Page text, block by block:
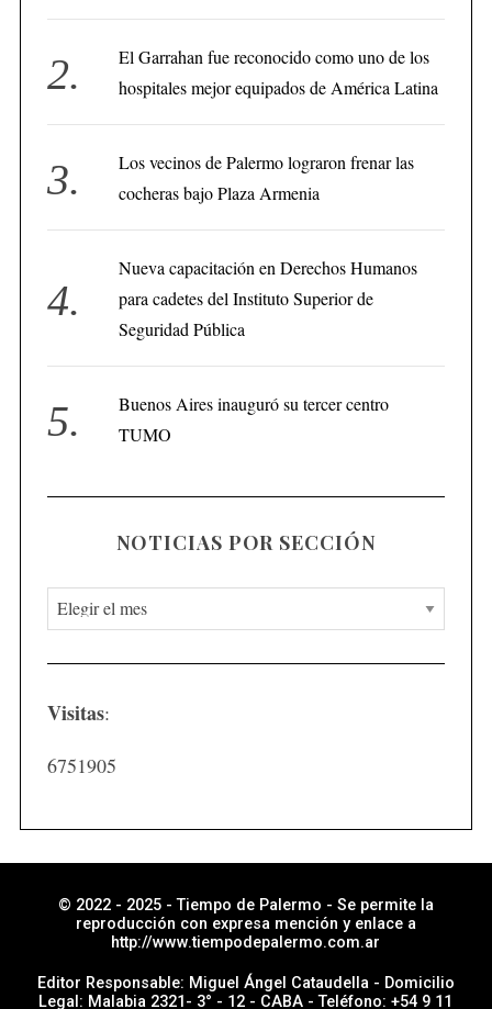
El Garrahan fue reconocido como uno de los
hospitales mejor equipados de América Latina
Los vecinos de Palermo lograron frenar las
cocheras bajo Plaza Armenia
Nueva capacitación en Derechos Humanos
para cadetes del Instituto Superior de
Seguridad Pública
Buenos Aires inauguró su tercer centro
TUMO
NOTICIAS POR SECCIÓN
N
o
t
c
i
e
c
Visitas:
6751905
© 2022 - 2025 - Tiempo de Palermo - Se permite la
reproducción con expresa mención y enlace a
http://www.tiempodepalermo.com.ar
Editor Responsable: Miguel Ángel Cataudella - Domicilio
Legal: Malabia 2321- 3° - 12 - CABA - Teléfono: +54 9 11